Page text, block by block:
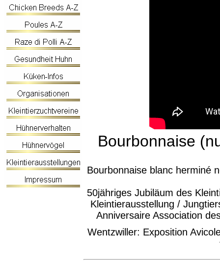
Bourbonnaise
Bourbonnaise blanc herminé
50jähriges Jubiläum des
Kleintierausstellung /
Anniversaire Association
Wentzwiller: Exposition